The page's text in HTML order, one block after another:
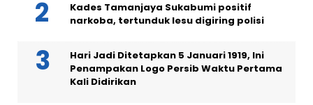
Kades Tamanjaya Sukabumi positif
narkoba, tertunduk lesu digiring polisi
Hari Jadi Ditetapkan 5 Januari 1919, Ini
Penampakan Logo Persib Waktu Pertama
Kali Didirikan